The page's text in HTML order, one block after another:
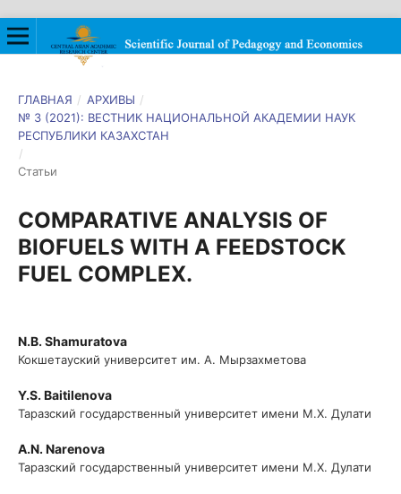
ГЛАВНАЯ / АРХИВЫ /
№ 3 (2021): ВЕСТНИК НАЦИОНАЛЬНОЙ АКАДЕМИИ НАУК
РЕСПУБЛИКИ КАЗАХСТАН
/
Статьи
COMPARATIVE ANALYSIS OF
BIOFUELS WITH A FEEDSTOCK
FUEL COMPLEX.
N.B. Shamuratova
Кокшетауский университет им. А. Мырзахметова
Y.S. Baitilenova
Таразский государственный университет имени М.Х. Дулати
A.N. Narenova
Таразский государственный университет имени М.Х. Дулати